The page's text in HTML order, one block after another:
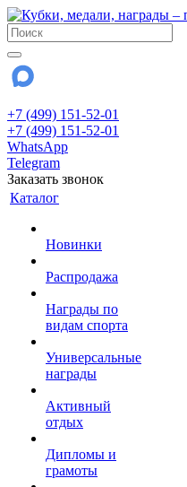
+7 (499) 151-52-01
+7 (499) 151-52-01
WhatsApp
Telegram
Заказать звонок
Каталог
Новинки
Распродажа
Награды по
видам спорта
Универсальные
награды
Активный
отдых
Дипломы и
грамоты